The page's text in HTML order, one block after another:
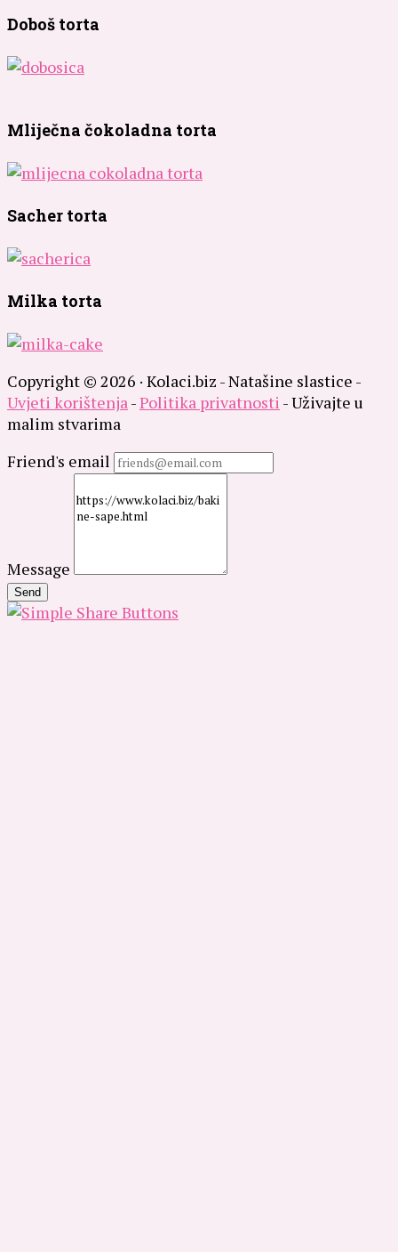
Doboš torta
Mliječna čokoladna torta
Sacher torta
Milka torta
Copyright © 2026 · Kolaci.biz - Natašine slastice -
Uvjeti korištenja-Politika privatnosti - Uživajte u
malim stvarima
Friend's email
Message
Send